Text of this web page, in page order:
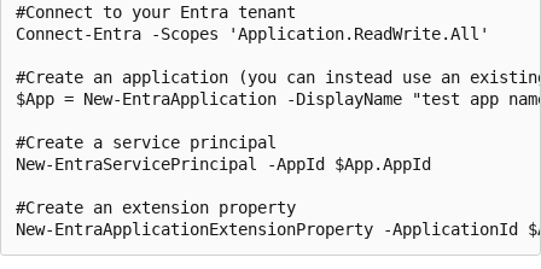
#Connect to your Entra tenant
Connect-Entra -Scopes 'Application.ReadWrite.All'
#Create an application (you can instead use an
$App = New-EntraApplication -DisplayName "test app
#Create a service principal
New-EntraServicePrincipal -AppId $App.AppId
#Create an extension property